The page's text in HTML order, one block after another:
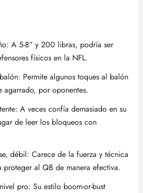
A 5-8″ y 200 libras, podría ser
físicos en la NFL.
Permite algunos toques al balón
agarrado, por oponentes.
A veces confía demasiado en su
de leer los bloqueos con
débil: Carece de la fuerza y técnica
proteger al QB de manera efectiva.
pro: Su estilo boom-or-bust